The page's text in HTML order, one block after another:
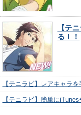
【テ
る！！
【テニラビ】レアキャラ
【テニラビ】簡単に